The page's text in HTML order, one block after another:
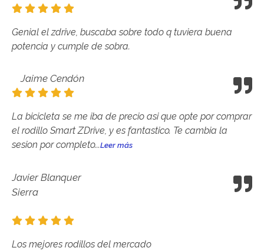
Genial el zdrive, buscaba sobre todo q tuviera buena
potencia y cumple de sobra.
Jaime Cendón
La bicicleta se me iba de precio asi que opte por comprar
el rodillo Smart ZDrive, y es fantastico. Te cambia la
sesion por completo...Leer más
Javier Blanquer
Sierra
Los mejores rodillos del mercado